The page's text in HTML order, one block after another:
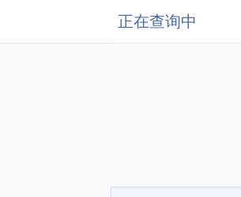
正在查询中